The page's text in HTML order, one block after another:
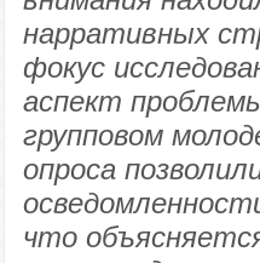
нарративных
фокус
аспект
групповом
опроса
что